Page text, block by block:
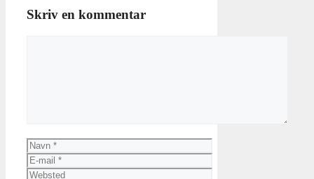
Skriv en kommentar
Navn
E-
mail
Websted